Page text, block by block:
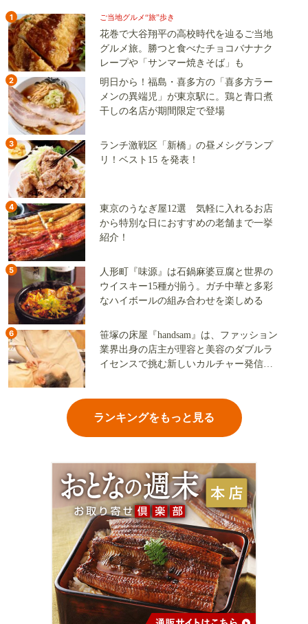
1 ご当地グルメ“旅”歩き
花巻で大谷翔平の高校時代を辿るご当地
グルメ旅。勝つと食べたチョコバナナク
レープや「サンマー焼きそば」も
2
明日から！福島・喜多方の「喜多方ラー
メンの異端児」が東京駅に。鶏と青口煮
干しの名店が期間限定で登場
3
ランチ激戦区「新橋」の昼メシグランプ
リ！ベスト15 を発表！
4
東京のうなぎ屋12選 気軽に入れるお店
から特別な日におすすめの老舗まで一挙
紹介！
5
人形町『味源』は石鍋麻婆豆腐と世界の
ウイスキー15種が揃う。ガチ中華と多彩
なハイボールの組み合わせを楽しめる
6
笹塚の床屋『handsam』は、ファッション
業界出身の店主が理容と美容のダブルラ
イセンスで挑む新しいカルチャー発信基
ランキングをもっと見る